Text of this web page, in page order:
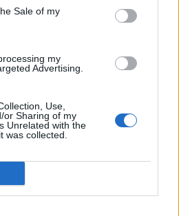
Sale of my
my
Advertising.
Use,
or Sharing of my
Unrelated with the
was collected.
στο Νοσοκομείο
μόλις 8 ημερών